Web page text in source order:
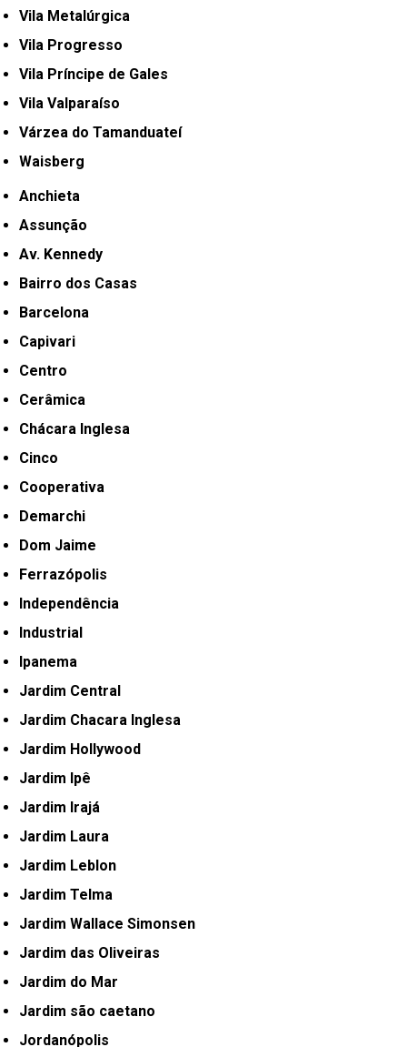
Vila Metalúrgica
Vila Progresso
Vila Príncipe de Gales
Vila Valparaíso
Várzea do Tamanduateí
Waisberg
Anchieta
Assunção
Av. Kennedy
Bairro dos Casas
Barcelona
Capivari
Centro
Cerâmica
Chácara Inglesa
Cinco
Cooperativa
Demarchi
Dom Jaime
Ferrazópolis
Independência
Industrial
Ipanema
Jardim Central
Jardim Chacara Inglesa
Jardim Hollywood
Jardim Ipê
Jardim Irajá
Jardim Laura
Jardim Leblon
Jardim Telma
Jardim Wallace Simonsen
Jardim das Oliveiras
Jardim do Mar
Jardim são caetano
Jordanópolis